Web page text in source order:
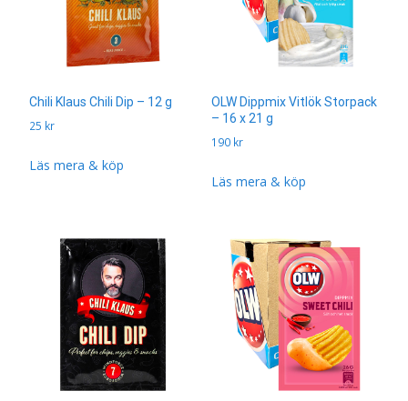
Chili Klaus Chili Dip – 12 g
25 kr
Läs mera & köp
OLW Dippmix Vitlök Storpack
– 16 x 21 g
190 kr
Läs mera & köp